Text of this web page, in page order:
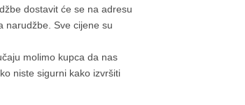
dostavit će se na adresu
narudžbe. Sve cijene su
molimo kupca da nas
niste sigurni kako izvršiti